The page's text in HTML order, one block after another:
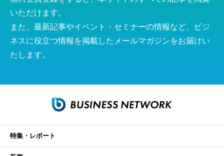
いただけます。
また、最新記事やイベント・セミナーの情報など、ビジ
ネスに役立つ情報を掲載したメールマガジンをお届けい
たします。
特集・レポート